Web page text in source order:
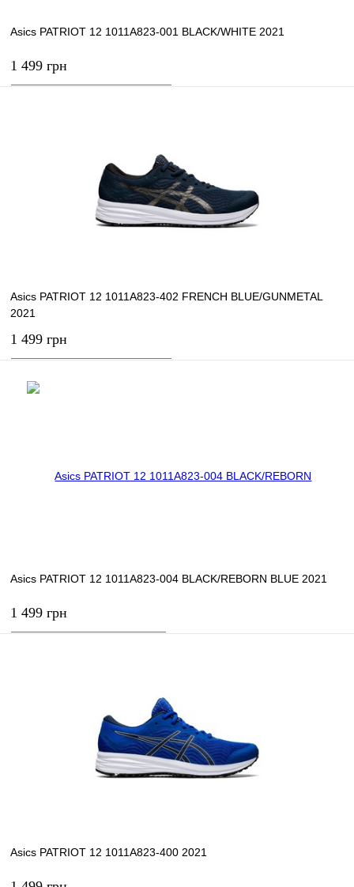
Asics PATRIOT 12 1011A823-001 BLACK/WHITE 2021
1 499 грн
Купить в 1 клик
В наличии
Asics PATRIOT 12 1011A823-402 FRENCH BLUE/GUNMETAL
2021
1 499 грн
В избранное В наличии
Asics PATRIOT 12 1011A823-004 BLACK/REBORN BLUE 2021
1 499 грн
Купить в 1 клик
В наличии
Asics PATRIOT 12 1011A823-400 2021